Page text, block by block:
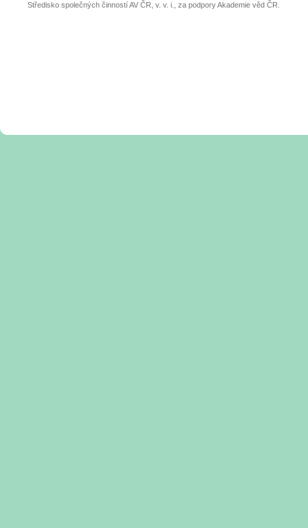
Středisko společných činností AV ČR, v. v. i., za podpory Akademie věd ČR.